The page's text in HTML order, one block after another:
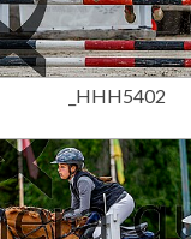
15,00 €
_HHH5402